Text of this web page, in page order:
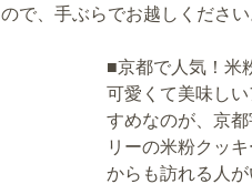
ので、手ぶらでお越しください
■京都で人気！米
可愛くて美味し
すめなのが、京
リーの米粉クッ
からも訪れる人が